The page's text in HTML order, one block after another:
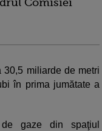
Comisiei
miliarde de metri
în prima jumătate a
gaze din spaţiul